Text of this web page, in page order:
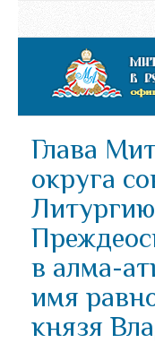
Глава
округа
Литургию
в алма-
имя
князя